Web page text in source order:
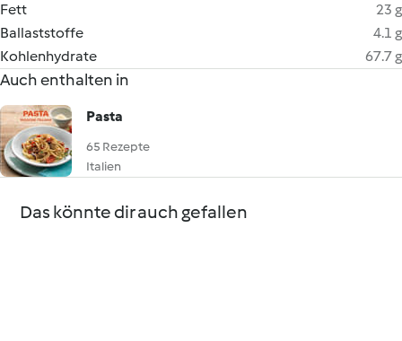
Fett
23 g
Ballaststoffe
4.1 g
Kohlenhydrate
67.7 g
Auch enthalten in
Pasta
65 Rezepte
Italien
Das könnte dir auch gefallen